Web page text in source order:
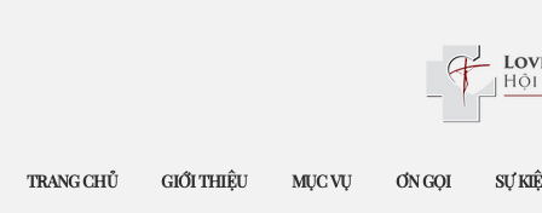
TRANG CHỦ GIỚI THIỆU MỤC VỤ ƠN GỌI SỰ